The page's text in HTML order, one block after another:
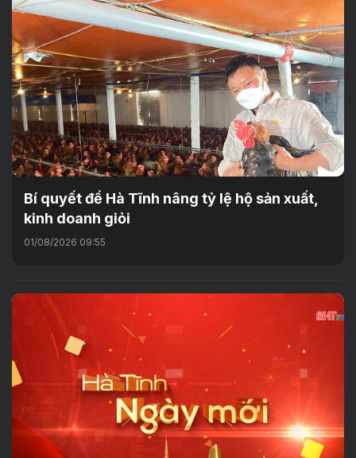
Bí quyết để Hà Tĩnh nâng tỷ lệ hộ sản xuất,
kinh doanh giỏi
01/08/2026 09:55